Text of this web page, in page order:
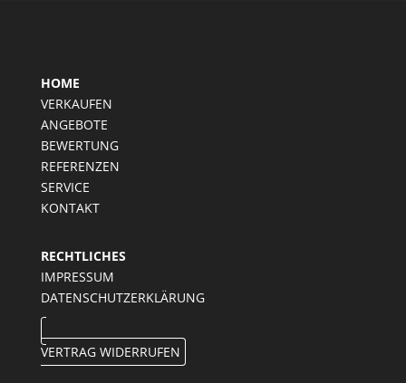
HOME
VERKAUFEN
ANGEBOTE
BEWERTUNG
REFERENZEN
SERVICE
KONTAKT
RECHTLICHES
IMPRESSUM
DATENSCHUTZERKLÄRUNG
VERTRAG WIDERRUFEN